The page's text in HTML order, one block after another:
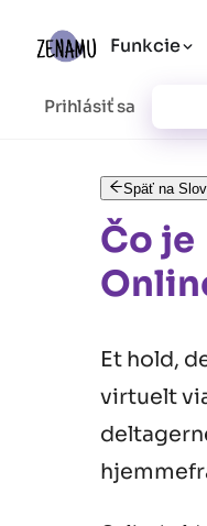
Funkcie
Prihlásiť sa
Späť na
Čo je
Et hold,
virtuelt